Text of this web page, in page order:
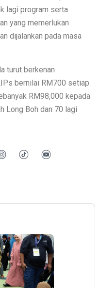
lagi program serta
yang memerlukan
dijalankan pada masa
turut berkenan
bernilai RM700 setiap
RM98,000 kepada
Long Boh dan 70 lagi